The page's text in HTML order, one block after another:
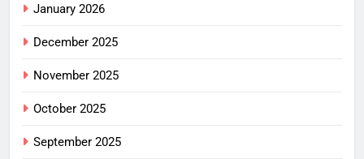
January 2026
December 2025
November 2025
October 2025
September 2025